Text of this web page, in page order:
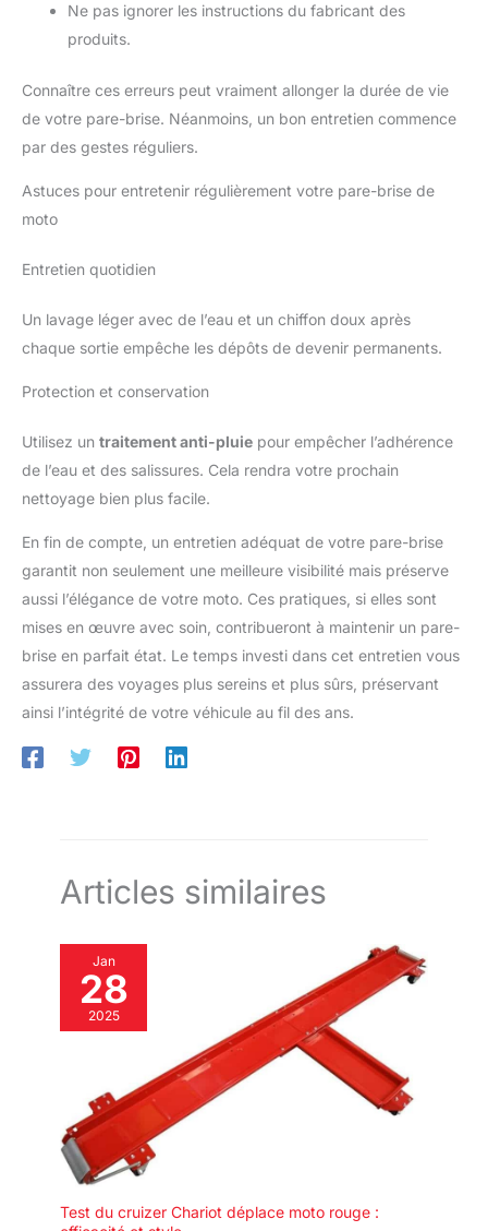
Ne pas ignorer les instructions du fabricant des
produits.
Connaître ces erreurs peut vraiment allonger la durée de vie
de votre pare-brise. Néanmoins, un bon entretien commence
par des gestes réguliers.
Astuces pour entretenir régulièrement votre pare-brise de
moto
Entretien quotidien
Un lavage léger avec de l’eau et un chiffon doux après
chaque sortie empêche les dépôts de devenir permanents.
Protection et conservation
Utilisez un traitement anti-pluie pour empêcher l’adhérence
de l’eau et des salissures. Cela rendra votre prochain
nettoyage bien plus facile.
En fin de compte, un entretien adéquat de votre pare-brise
garantit non seulement une meilleure visibilité mais préserve
aussi l’élégance de votre moto. Ces pratiques, si elles sont
mises en œuvre avec soin, contribueront à maintenir un pare-
brise en parfait état. Le temps investi dans cet entretien vous
assurera des voyages plus sereins et plus sûrs, préservant
ainsi l’intégrité de votre véhicule au fil des ans.
Articles similaires
Jan
28
2025
Test du cruizer Chariot déplace moto rouge :